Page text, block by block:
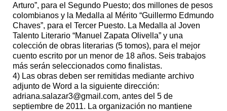
Arturo”, para el Segundo Puesto; dos millones de pesos
colombianos y la Medalla al Mérito “Guillermo Edmundo
Chaves”, para el Tercer Puesto. La Medalla al Joven
Talento Literario “Manuel Zapata Olivella” y una
colección de obras literarias (5 tomos), para el mejor
cuento escrito por un menor de 18 años. Seis trabajos
más serán seleccionados como finalistas.
4) Las obras deben ser remitidas mediante archivo
adjunto de Word a la siguiente dirección:
adriana.salazar3@gmail.com, antes del 5 de
septiembre de 2011. La organización no mantiene